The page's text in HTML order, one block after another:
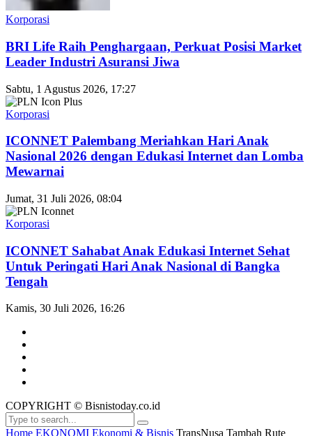
Korporasi
BRI Life Raih Penghargaan, Perkuat Posisi Market
Leader Industri Asuransi Jiwa
Sabtu, 1 Agustus 2026, 17:27
Korporasi
ICONNET Palembang Meriahkan Hari Anak
Nasional 2026 dengan Edukasi Internet dan Lomba
Mewarnai
Jumat, 31 Juli 2026, 08:04
Korporasi
ICONNET Sahabat Anak Edukasi Internet Sehat
Untuk Peringati Hari Anak Nasional di Bangka
Tengah
Kamis, 30 Juli 2026, 16:26
COPYRIGHT © Bisnistoday.co.id
Home EKONOMI Ekonomi & Bisnis TransNusa Tambah Rute